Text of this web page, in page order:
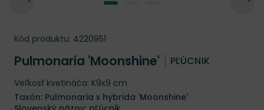
Kód produktu: 4220951
Pulmonaria 'Moonshine' PĽÚCNIK
Veľkosť kvetináča: K9x9 cm
Taxón: Pulmonaria x hybrida 'Moonshine'